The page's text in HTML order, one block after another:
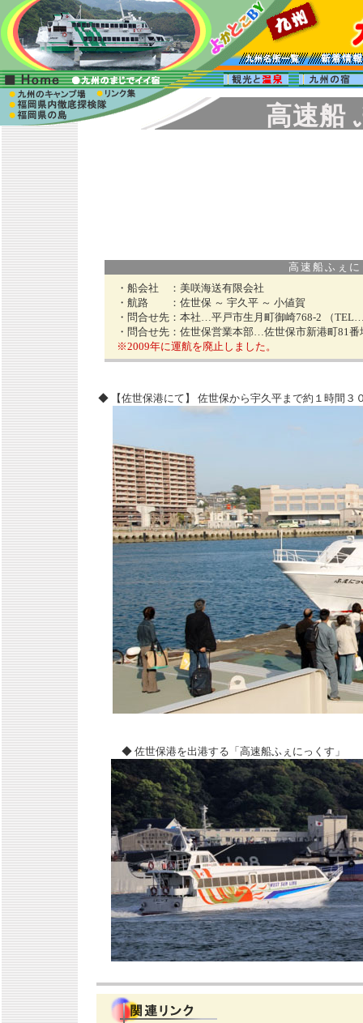
高速船
高速船ふぇ
・船会社 ： 美咲海送有限会社
・航路 ： 佐世保 ～ 宇久平 ～ 小値賀
・問合せ先： 本社…平戸市生月町御崎768-2 （
・問合せ先： 佐世保営業本部…佐世保市新港町81
※2009年に運航を廃止しました。
◆ 【佐世保港にて】 佐世保から宇久平まで約１時間３
◆ 佐世保港を出港する「高速船ふぇにっくす」